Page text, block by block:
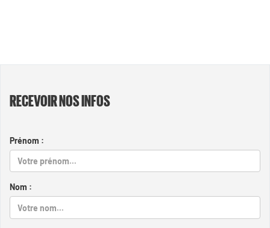
RECEVOIR NOS INFOS
Prénom :
Nom :